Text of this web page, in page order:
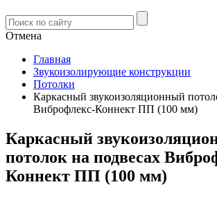
Отмена
Главная
Звукоизолирующие конструкции
Потолки
Каркасный звукоизоляционный
Виброфлекс-Коннект ПП (100 мм)
Каркасный
потолок на подвесах
Коннект ПП (100 мм)